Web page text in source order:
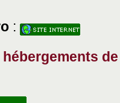
:
hébergements